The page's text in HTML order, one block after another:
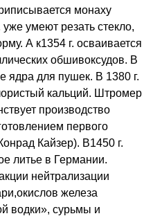
монаху
умеют резать стекло,
А к1354 г. осваивается
обшивоксудов. В
ядра для пушек. В 1380 г.
кальций. Штромер
производство
первого
Кайзер). В1450 г.
литье в Германии.
нейтрализации
железа
водки», сурьмы и